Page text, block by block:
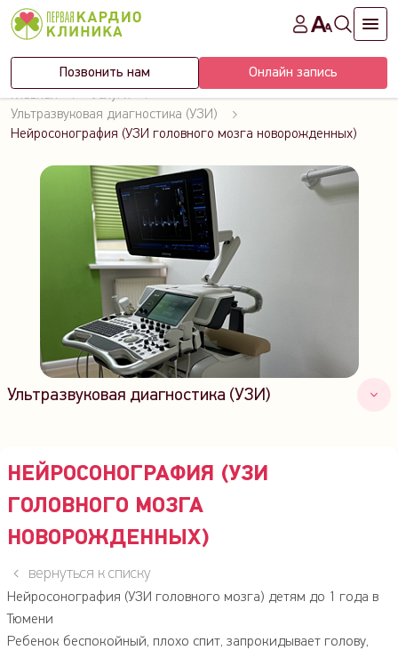
Позвонить нам
Онлайн запись
Главная
Услуги
Ультразвуковая диагностика (УЗИ)
Нейросонография (УЗИ головного мозга новорожденных)
НЕЙРОСОНОГРАФИЯ (УЗИ
ГОЛОВНОГО МОЗГА
НОВОРОЖДЕННЫХ)
вернуться к списку
Нейросонография (УЗИ головного мозга) детям до 1 года в
Тюмени
Ребенок беспокойный, плохо спит, запрокидывает голову,
Ультразвуковая диагностика (УЗИ)
Эхокардиография (УЗИ сердца)
Нейросонография (УЗИ головного мозга
новорожденных)
Фолликулометрия
УЗИ слюнных желез
УЗИ сосудов почек
УЗИ аорты брюшной полости